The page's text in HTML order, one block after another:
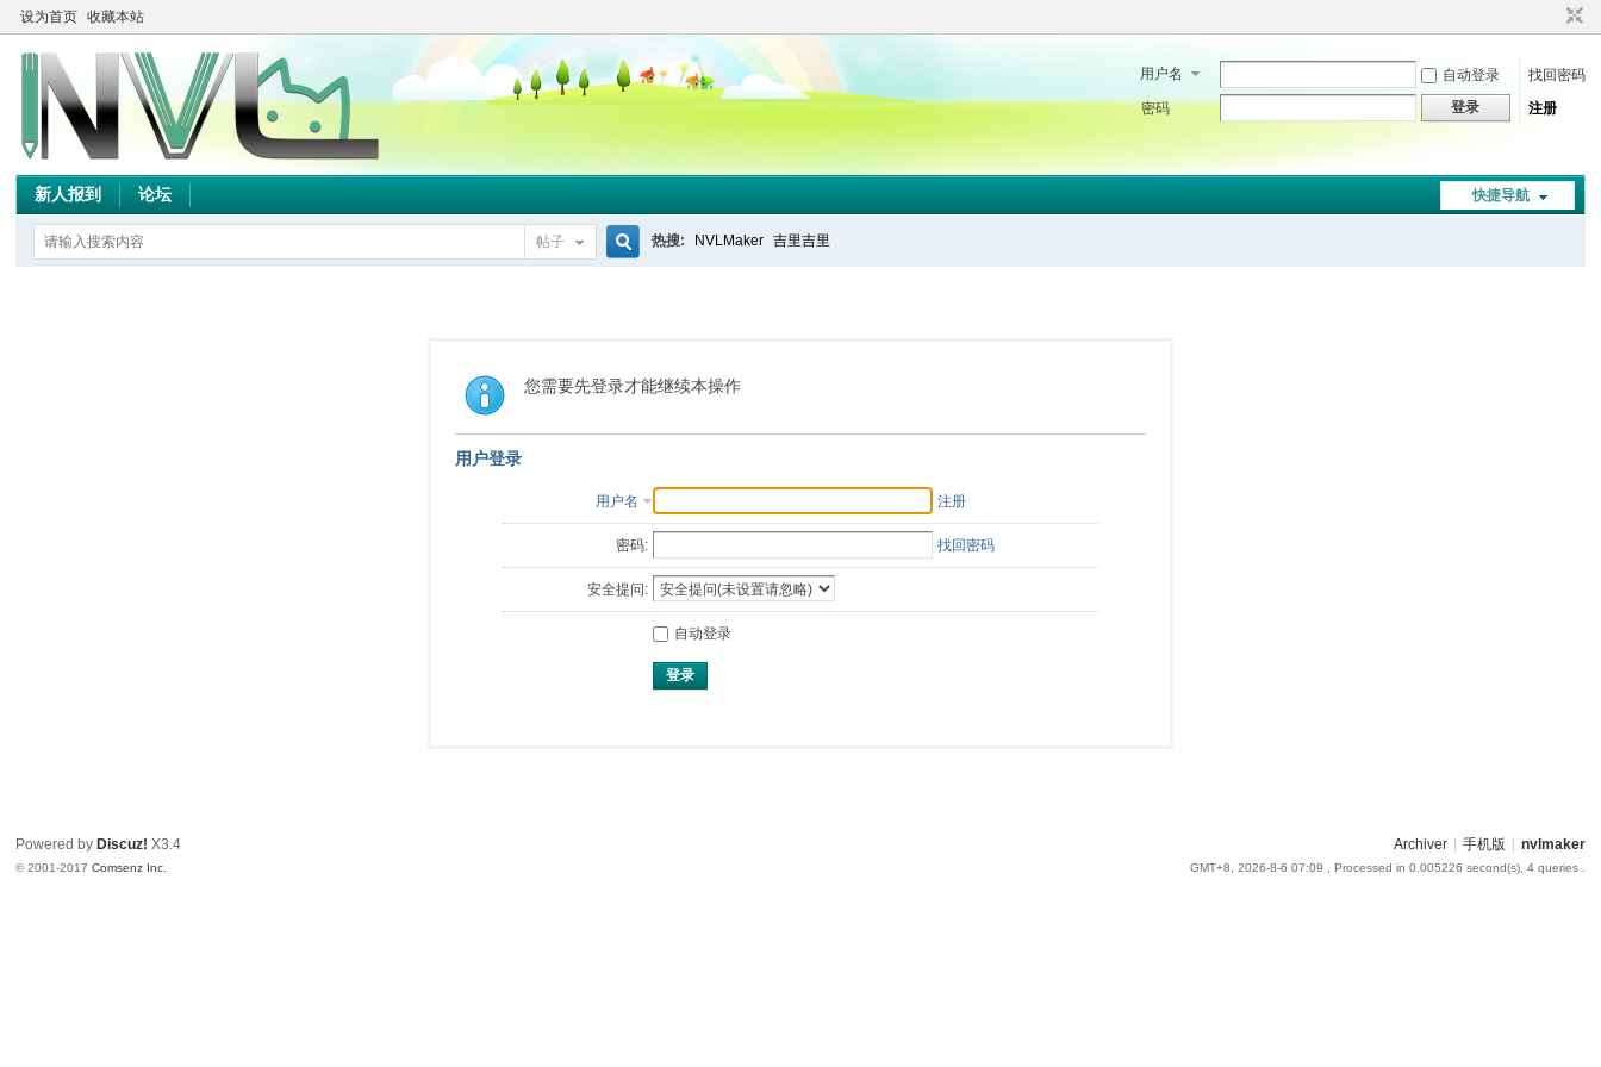
设为首页 收藏本站
用户名 自动登录
找回密码
密码
登录 注册
快捷导航
新人报到 论坛
帖子
索
热搜: NVLMaker 吉里吉里
您需要先登录才能继续本操作
用户登录
用户名 注册
密码: 找回密码
安全提问:
自动登录
登录
Archiver 手机版 nvlmaker
GMT+8, 2026-8-6 07:09 , Processed in 0.005226 second(s), 4 queries .
Powered by Discuz! X3.4
© 2001-2017Comsenz Inc.